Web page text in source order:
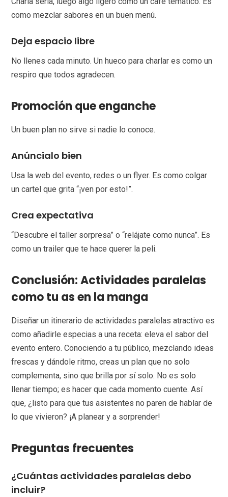
como mezclar sabores en un buen menú.
Deja espacio libre
No llenes cada minuto. Un hueco para charlar es como un
respiro que todos agradecen.
Promoción que enganche
Un buen plan no sirve si nadie lo conoce.
Anúncialo bien
Usa la web del evento, redes o un flyer. Es como colgar
un cartel que grita “¡ven por esto!”.
Crea expectativa
“Descubre el taller sorpresa” o “relájate como nunca”. Es
como un trailer que te hace querer la peli.
Conclusión: Actividades paralelas
como tu as en la manga
Diseñar un itinerario de actividades paralelas atractivo es
como añadirle especias a una receta: eleva el sabor del
evento entero. Conociendo a tu público, mezclando ideas
frescas y dándole ritmo, creas un plan que no solo
complementa, sino que brilla por sí solo. No es solo
llenar tiempo; es hacer que cada momento cuente. Así
que, ¿listo para que tus asistentes no paren de hablar de
lo que vivieron? ¡A planear y a sorprender!
Preguntas frecuentes
¿Cuántas actividades paralelas debo
incluir?